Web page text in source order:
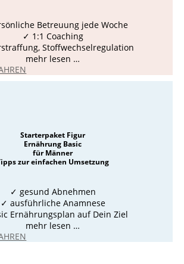
Betreuung jede Woche
✓ 1:1 Coaching
Stoffwechselregulation
mehr lesen …
Starterpaket Figur
Ernährung Basic
für Männer
zur einfachen Umsetzung
✓ gesund Abnehmen
✓ ausführliche Anamnese
Ernährungsplan auf Dein Ziel
mehr lesen …